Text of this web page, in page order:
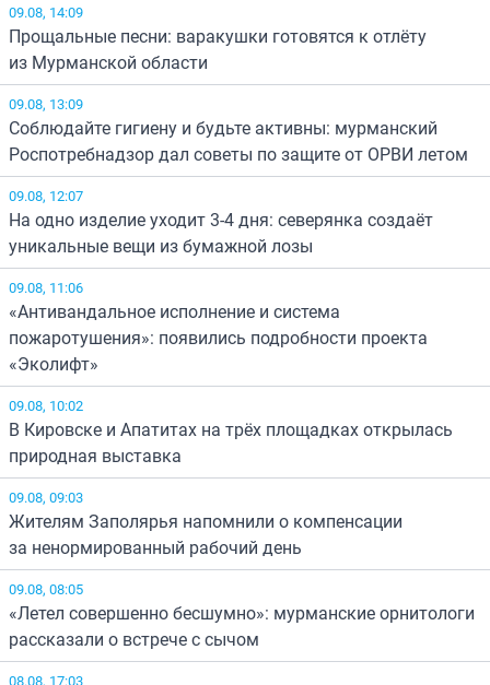
09.08, 14:09
Прощальные песни: варакушки готовятся к отлёту
из Мурманской области
09.08, 13:09
Соблюдайте гигиену и будьте активны: мурманский
Роспотребнадзор дал советы по защите от ОРВИ летом
09.08, 12:07
На одно изделие уходит 3-4 дня: северянка создаёт
уникальные вещи из бумажной лозы
09.08, 11:06
«Антивандальное исполнение и система
пожаротушения»: появились подробности проекта
«Эколифт»
09.08, 10:02
В Кировске и Апатитах на трёх площадках открылась
природная выставка
09.08, 09:03
Жителям Заполярья напомнили о компенсации
за ненормированный рабочий день
09.08, 08:05
«Летел совершенно бесшумно»: мурманские орнитологи
рассказали о встрече с сычом
08.08, 17:03